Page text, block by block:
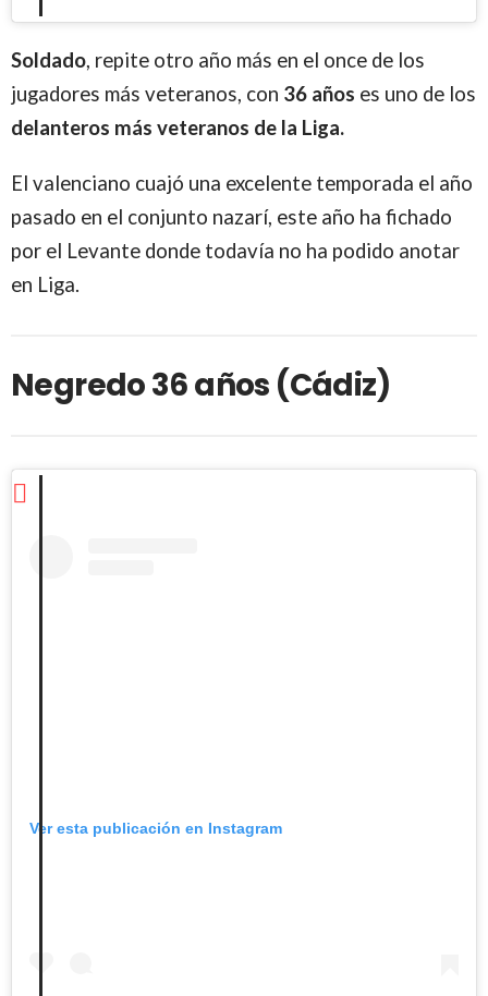
Soldado, repite otro año más en el once de los
jugadores más veteranos, con 36 años es uno de los
delanteros más veteranos de la Liga.
El valenciano cuajó una excelente temporada el año
pasado en el conjunto nazarí, este año ha fichado
por el Levante donde todavía no ha podido anotar
en Liga.
Negredo 36 años (Cádiz)
Ver esta publicación en Instagram